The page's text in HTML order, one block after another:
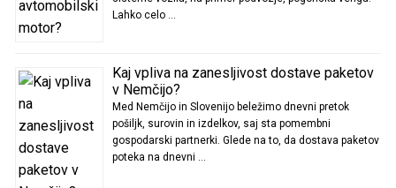
Lahko celo …
Kaj vpliva na zanesljivost dostave paketov
v Nemčijo?
Med Nemčijo in Slovenijo beležimo dnevni pretok
pošiljk, surovin in izdelkov, saj sta pomembni
gospodarski partnerki. Glede na to, da dostava paketov
poteka na dnevni …